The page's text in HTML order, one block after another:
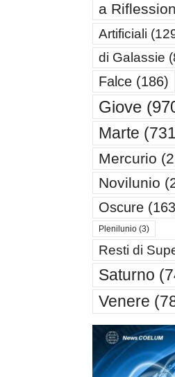
a
Artificiali
di Galassie
Falce(186)
Giove
Marte
Mercurio
Novilunio
Oscure
Plenilunio(3)
Resti di
Saturno
Venere